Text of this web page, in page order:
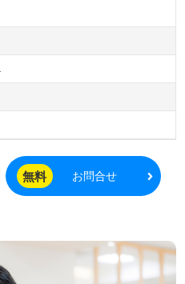
）『ホスピタグラン大濠公
岡県福岡市）様の運営で
以上、国内外14法人の病
者住宅、在宅サービス、医
テル、スポーツ事業等を展
（ハッピー スパイラ
員として、キャリアデザイ
方はもちろん、これから介護
します。病院併設/24時間看
を目指せる各種研修制度、
やかな環境面もうれしいポ
立ちたい、資格/経験を活か
無料 お問合せ